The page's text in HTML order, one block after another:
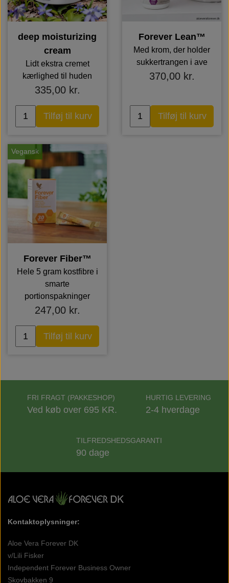
deep moisturizing
cream
Lidt ekstra cremet
kærlighed til huden
335,00 kr.
Tilføj til kurv
Forever Lean™
Med krom, der holder
sukkertrangen i ave
370,00 kr.
Tilføj til kurv
Vegansk
Forever Fiber™
Hele 5 gram kostfibre i
smarte
portionspakninger
247,00 kr.
Tilføj til kurv
FRI FRAGT (PAKKESHOP)
Ved køb over 695 KR.
HURTIG LEVERING
2-4 hverdage
TILFREDSHEDSGARANTI
90 dage
Kontaktoplysninger:
Aloe Vera Forever DK
v/Lili Fisker
Independent Forever Business Owner
Skovbakken 9